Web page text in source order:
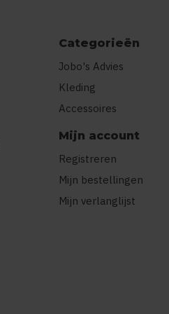
Categorieën
Jobo's Advies
Kleding
Accessoires
Mijn account
Registreren
Mijn bestellingen
Mijn verlanglijst